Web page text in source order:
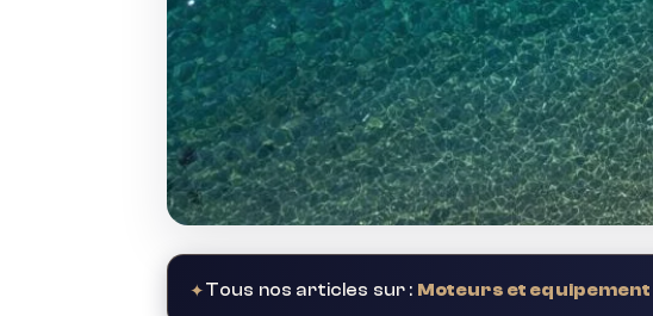
✦Tous nos articles sur : Moteurs et equipement